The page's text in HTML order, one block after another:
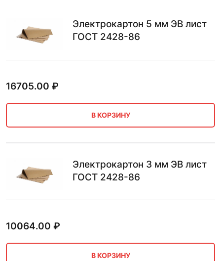
Электрокартон 5 мм ЭВ лист
ГОСТ 2428-86
16705.00 ₽
В КОРЗИНУ
Электрокартон 3 мм ЭВ лист
ГОСТ 2428-86
10064.00 ₽
В КОРЗИНУ